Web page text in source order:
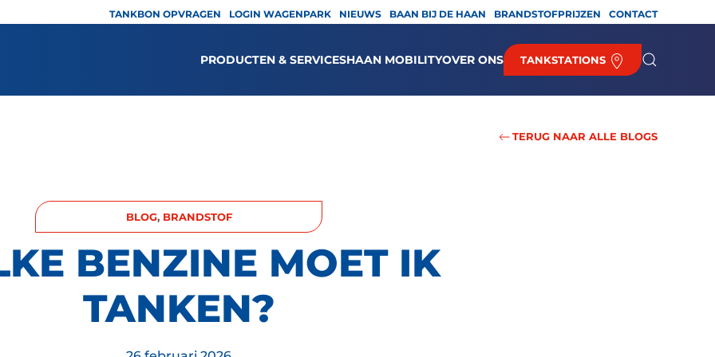
TANKBON OPVRAGEN LOGIN WAGENPARK NIEUWS BAAN BIJ DE HAAN BRANDSTOFPRIJZEN CONTACT
PRODUCTEN & SERVICESHAAN MOBILITYOVER ONS TANKSTATIONS
TERUG NAAR ALLE BLOGS
BLOG, BRANDSTOF
BENZINE MOET IK
TANKEN?